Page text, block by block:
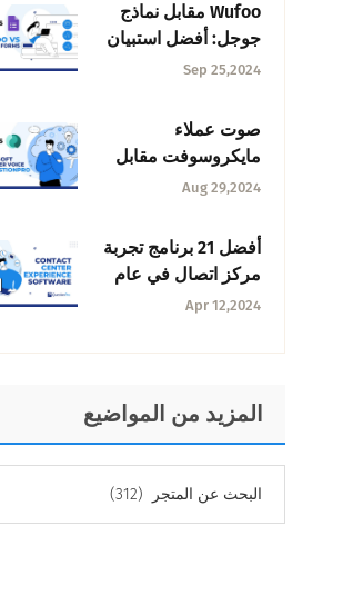
Wufoo مقابل نماذج
جوجل: أفضل استبيان
و + منشئ النماذج
Sep 25,2024
صوت عملاء
مايكروسوفت مقابل
Aug 29,2024
أفضل 21 برنامج تجربة
مركز اتصال في عام
2025
Apr 12,2024
المزيد من المواضيع
المواضيع